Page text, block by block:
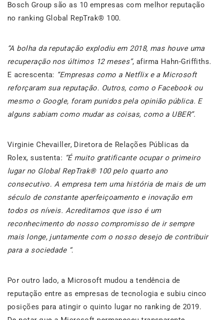
Bosch Group são as 10 empresas com melhor reputação
no ranking Global RepTrak® 100.
“A bolha da reputação explodiu em 2018, mas houve uma
recuperação nos últimos 12 meses”, afirma Hahn-Griffiths.
E acrescenta: “Empresas como a Netflix e a Microsoft
reforçaram sua reputação. Outros, como o Facebook ou
mesmo o Google, foram punidos pela opinião pública. E
alguns sabiam como mudar as coisas, como a UBER”.
Virginie Chevailler, Diretora de Relações Públicas da
Rolex, sustenta: “É muito gratificante ocupar o primeiro
lugar no Global RepTrak® 100 pelo quarto ano
consecutivo. A empresa tem uma história de mais de um
século de constante aperfeiçoamento e inovação em
todos os níveis. Acreditamos que isso é um
reconhecimento do nosso compromisso de ir sempre
mais longe, juntamente com o nosso desejo de contribuir
para a sociedade “.
Por outro lado, a Microsoft mudou a tendência de
reputação entre as empresas de tecnologia e subiu cinco
posições para atingir o quinto lugar no ranking de 2019.